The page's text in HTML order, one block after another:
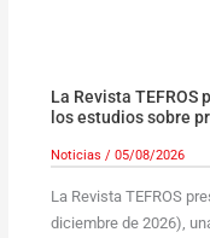
La Revista TEFROS
los estudios sobre
Noticias / 05/08/2026
La Revista TEFROS
diciembre de 2026),